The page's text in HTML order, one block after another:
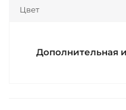
Цвет
Дополнительная